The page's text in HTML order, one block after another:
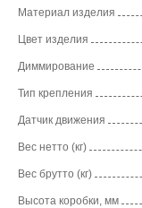
Материал изделия
Цвет изделия
Диммирование
Тип крепления
Датчик движения
Вес нетто (кг)
Вес брутто (кг)
Высота коробки, мм